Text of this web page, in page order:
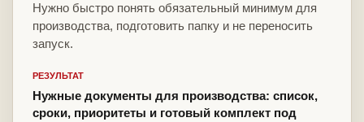
Нужно быстро понять обязательный минимум для
производства, подготовить папку и не переносить
запуск.
РЕЗУЛЬТАТ
Нужные документы для производства: список,
сроки, приоритеты и готовый комплект под